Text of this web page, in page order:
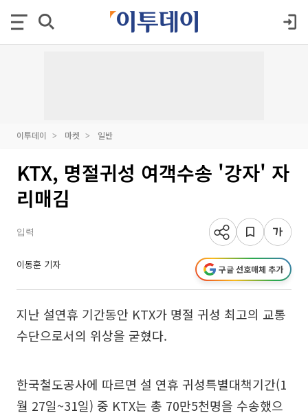
이투데이 마켓 일반
KTX, 명절귀성 여객수송 '강자' 자
리매김
입력
이동훈 기자 구글 선호매체 추가
지난 설연휴 기간동안 KTX가 명절 귀성 최고의 교통
수단으로서의 위상을 굳혔다.
한국철도공사에 따르면 설 연휴 귀성특별대책기간(1
월 27일~31일) 중 KTX는 총 70만5천명을 수송했으